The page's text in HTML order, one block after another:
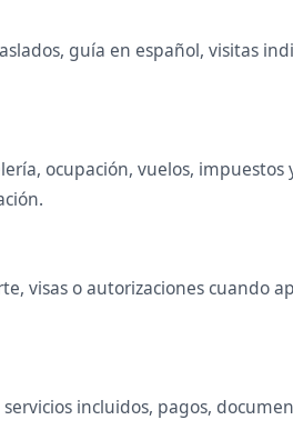
guía en español, visitas
ocupación, vuelos,
visas o autorizaciones cuando
incluidos, pagos,